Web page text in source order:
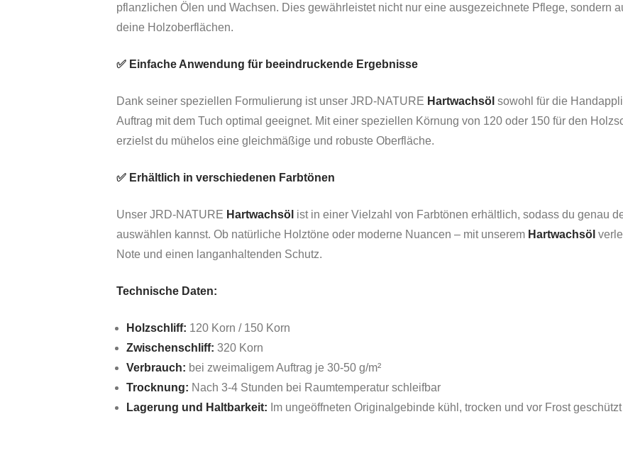
pflanzlichen Ölen und Wachsen. Dies gewährleistet nicht nur eine ausgezeichnete Pflege, sondern
deine Holzoberflächen.
✅ Einfache Anwendung für beeindruckende Ergebnisse
Dank seiner speziellen Formulierung ist unser JRD-NATURE Hartwachsöl sowohl für die
Auftrag mit dem Tuch optimal geeignet. Mit einer speziellen Körnung von 120 oder 150 für den
erzielst du mühelos eine gleichmäßige und robuste Oberfläche.
✅ Erhältlich in verschiedenen Farbtönen
Unser JRD-NATURE Hartwachsöl ist in einer Vielzahl von Farbtönen erhältlich, sodass du genau
auswählen kannst. Ob natürliche Holztöne oder moderne Nuancen – mit unserem Hartwachsöl
Note und einen langanhaltenden Schutz.
Technische Daten:
Holzschliff: 120 Korn / 150 Korn
Zwischenschliff: 320 Korn
Verbrauch: bei zweimaligem Auftrag je 30-50 g/m²
Trocknung: Nach 3-4 Stunden bei Raumtemperatur schleifbar
Lagerung und Haltbarkeit: Im ungeöffneten Originalgebinde kühl, trocken und vor Frost